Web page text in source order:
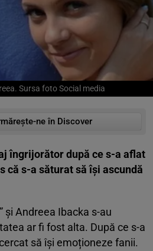
Sursa foto Social media
ne în Discover
îngrijorător după ce s-a aflat
că s-a săturat să își ascundă
și Andreea Ibacka s-au
ar fi fost alta. După ce s-a
să își emoționeze fanii.